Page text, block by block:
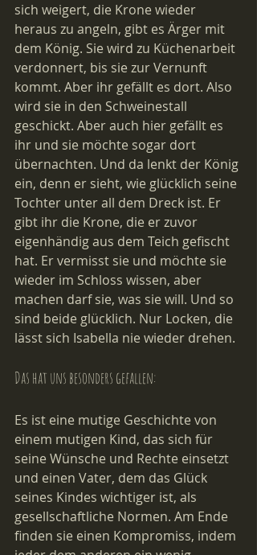
sich weigert, die Krone wieder
heraus zu angeln, gibt es Ärger mit
dem König. Sie wird zu Küchenarbeit
verdonnert, bis sie zur Vernunft
kommt. Aber ihr gefällt es dort. Also
wird sie in den Schweinestall
geschickt. Aber auch hier gefällt es
ihr und sie möchte sogar dort
übernachten. Und da lenkt der König
ein, denn er sieht, wie glücklich seine
Tochter unter all dem Dreck ist. Er
gibt ihr die Krone, die er zuvor
eigenhändig aus dem Teich gefischt
hat. Er vermisst sie und möchte sie
wieder im Schloss wissen, aber
machen darf sie, was sie will. Und so
sind beide glücklich. Nur Locken, die
lässt sich Isabella nie wieder drehen.
Das hat uns besonders gefallen:
Es ist eine mutige Geschichte von
einem mutigen Kind, das sich für
seine Wünsche und Rechte einsetzt
und einen Vater, dem das Glück
seines Kindes wichtiger ist, als
gesellschaftliche Normen. Am Ende
finden sie einen Kompromiss, indem